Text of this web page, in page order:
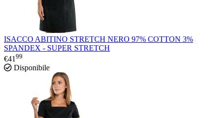
ISACCO ABITINO STRETCH NERO 97% COTTON 3%
SPANDEX - SUPER STRETCH
€4199
Disponibile